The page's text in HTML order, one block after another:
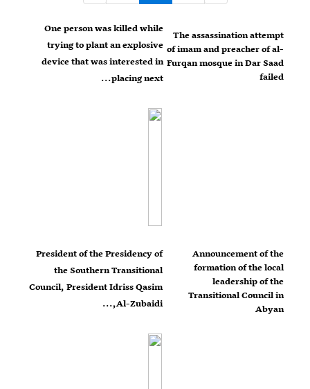
The assassination attempt
of imam and preacher of al-
Furqan mosque in Dar Saad
failed
One person was killed while
trying to plant an explosive
device that was interested in
placing next...
Announcement of the
formation of the local
leadership of the
Transitional Council in
Abyan
President of the Presidency of
the Southern Transitional
Council, President Idriss Qasim
Al-Zubaidi,...